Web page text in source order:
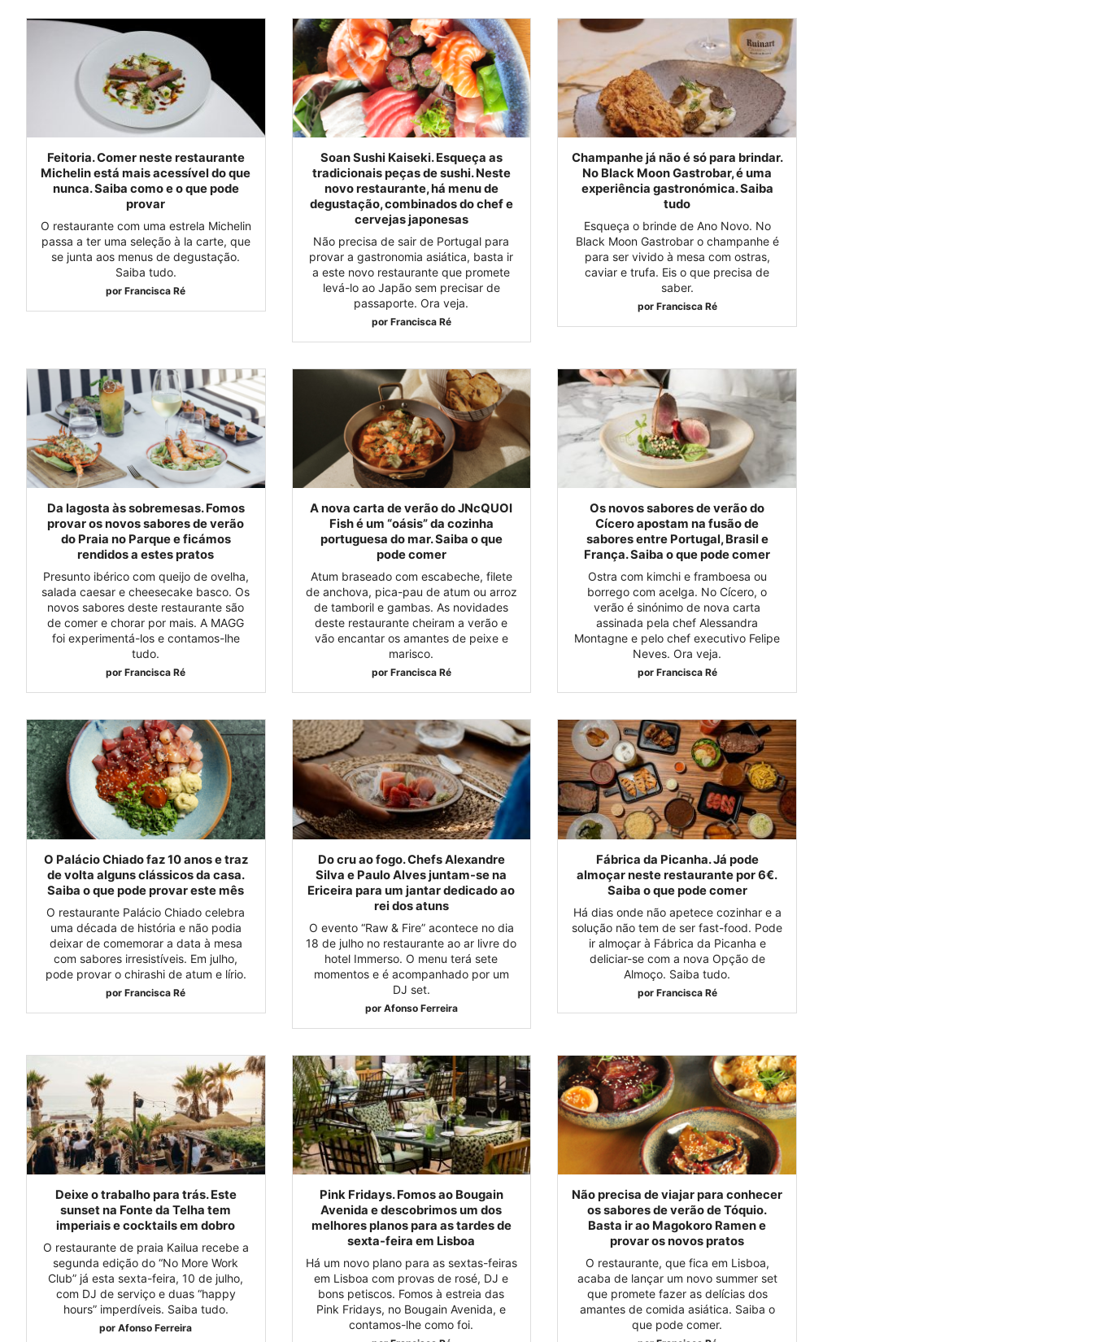
Feitoria. Comer neste restaurante
Michelin está mais acessível do que
nunca. Saiba como e o que pode
provar
O restaurante com uma estrela Michelin
passa a ter uma seleção à la carte, que
se junta aos menus de degustação.
Saiba tudo.
por Francisca Ré
Soan Sushi Kaiseki. Esqueça as
tradicionais peças de sushi. Neste
novo restaurante, há menu de
degustação, combinados do chef e
cervejas japonesas
Não precisa de sair de Portugal para
provar a gastronomia asiática, basta ir
a este novo restaurante que promete
levá-lo ao Japão sem precisar de
passaporte. Ora veja.
por Francisca Ré
Champanhe já não é só para brindar.
No Black Moon Gastrobar, é uma
experiência gastronómica. Saiba
tudo
Esqueça o brinde de Ano Novo. No
Black Moon Gastrobar o champanhe é
para ser vivido à mesa com ostras,
caviar e trufa. Eis o que precisa de
saber.
por Francisca Ré
Da lagosta às sobremesas. Fomos
provar os novos sabores de verão
do Praia no Parque e ficámos
rendidos a estes pratos
Presunto ibérico com queijo de ovelha,
salada caesar e cheesecake basco. Os
novos sabores deste restaurante são
de comer e chorar por mais. A MAGG
foi experimentá-los e contamos-lhe
tudo.
por Francisca Ré
A nova carta de verão do JNcQUOI
Fish é um “oásis” da cozinha
portuguesa do mar. Saiba o que
pode comer
Atum braseado com escabeche, filete
de anchova, pica-pau de atum ou arroz
de tamboril e gambas. As novidades
deste restaurante cheiram a verão e
vão encantar os amantes de peixe e
marisco.
por Francisca Ré
Os novos sabores de verão do
Cícero apostam na fusão de
sabores entre Portugal, Brasil e
França. Saiba o que pode comer
Ostra com kimchi e framboesa ou
borrego com acelga. No Cícero, o
verão é sinónimo de nova carta
assinada pela chef Alessandra
Montagne e pelo chef executivo Felipe
Neves. Ora veja.
por Francisca Ré
O Palácio Chiado faz 10 anos e traz
de volta alguns clássicos da casa.
Saiba o que pode provar este mês
O restaurante Palácio Chiado celebra
uma década de história e não podia
deixar de comemorar a data à mesa
com sabores irresistíveis. Em julho,
pode provar o chirashi de atum e lírio.
por Francisca Ré
Do cru ao fogo. Chefs Alexandre
Silva e Paulo Alves juntam-se na
Ericeira para um jantar dedicado ao
rei dos atuns
O evento “Raw & Fire” acontece no dia
18 de julho no restaurante ao ar livre do
hotel Immerso. O menu terá sete
momentos e é acompanhado por um
DJ set.
por Afonso Ferreira
Fábrica da Picanha. Já pode
almoçar neste restaurante por 6€.
Saiba o que pode comer
Há dias onde não apetece cozinhar e a
solução não tem de ser fast-food. Pode
ir almoçar à Fábrica da Picanha e
deliciar-se com a nova Opção de
Almoço. Saiba tudo.
por Francisca Ré
Deixe o trabalho para trás. Este
sunset na Fonte da Telha tem
imperiais e cocktails em dobro
O restaurante de praia Kailua recebe a
segunda edição do “No More Work
Club” já esta sexta-feira, 10 de julho,
com DJ de serviço e duas “happy
hours” imperdíveis. Saiba tudo.
por Afonso Ferreira
Pink Fridays. Fomos ao Bougain
Avenida e descobrimos um dos
melhores planos para as tardes de
sexta-feira em Lisboa
Há um novo plano para as sextas-feiras
em Lisboa com provas de rosé, DJ e
bons petiscos. Fomos à estreia das
Pink Fridays, no Bougain Avenida, e
contamos-lhe como foi.
Não precisa de viajar para conhecer
os sabores de verão de Tóquio.
Basta ir ao Magokoro Ramen e
provar os novos pratos
O restaurante, que fica em Lisboa,
acaba de lançar um novo summer set
que promete fazer as delícias dos
amantes de comida asiática. Saiba o
que pode comer.